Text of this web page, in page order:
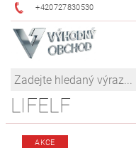
+420727830530
LIFELF
AKCE